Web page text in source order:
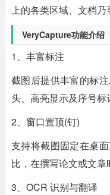
上的各类区域、文档乃
VeryCapture功能介绍
1、丰富标注
截图后提供丰富的标
头、高亮显示及序号标
2、窗口置顶(钉)
支持将截图固定在桌
比，在撰写论文或文章
3、OCR 识别与翻译